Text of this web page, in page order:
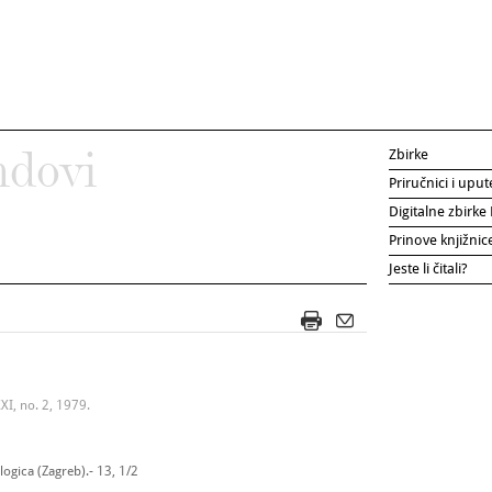
no. 2, 1979.
(Zagreb).- 13, 1/2
Zbirke
Priručnici i
Digitalne zbirke
Prinove
Jeste li čitali?